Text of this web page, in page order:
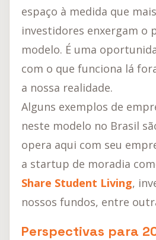
espaço à medida que
investidores enxergam o
modelo. É uma
com o que funciona lá
a nossa realidade.
Alguns exemplos de
neste modelo no Brasil
opera aqui com seu
a startup de moradia
Share Student Living,
nossos fundos, entre
Perspectivas para